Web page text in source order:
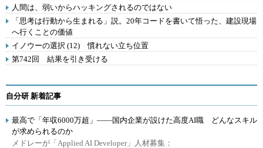
人間は、弱いからハッキングされるのではない
「思考は行動から生まれる」説。20年コードを書いて悟った、建設現場
へ行くことの価値
イノウーの選択 (12) 慣れない立ち位置
第742回 結果を引き受ける
自分研 新着記事
最高で「年収6000万超」――国内企業が設けた高度AI職 どんなスキル
が求められるのか
メドレーが「Applied AI Developer」人材募集：